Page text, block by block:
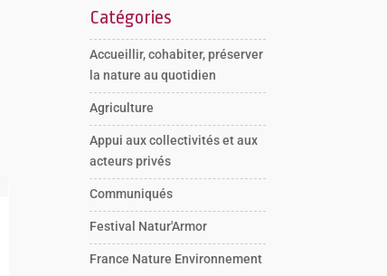
Catégories
Accueillir, cohabiter, préserver
la nature au quotidien
Agriculture
Appui aux collectivités et aux
acteurs privés
Communiqués
Festival Natur'Armor
France Nature Environnement